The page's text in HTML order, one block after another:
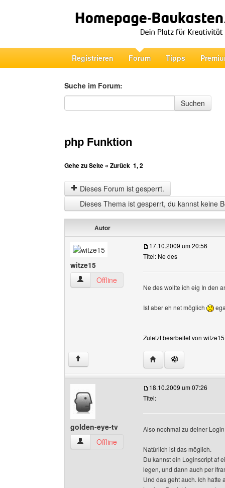
Registrieren Forum Tipps
Suche im Forum:
Suche im Forum
Suchen
php Funktion
Gehe zu Seite « Zurück 1,2
Dieses Forum ist gesperrt.
Dieses Thema ist gesperrt, du kannst keine
Autor
witze15
witze15 Benutzer-Profile anzeigen
Offline
17.10.2009 um 20:56
Titel: Ne des
Ne des wollte ich eig In den
Ist aber eh net möglich
Zuletzt bearbeitet von
↑ Website dieses
golden-eye-tv
golden-eye-tv Benutzer-Profile anzeigen
Offline
18.10.2009 um 07:26
Titel:
Also nochmal zu deiner
Natürlich ist das möglich.
Du kannst ein Loginscript af
legen, und dann auch per
Und das geht auch. Ich hatte